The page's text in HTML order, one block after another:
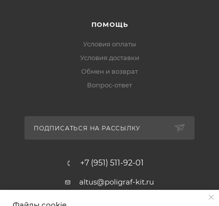
ПОМОЩЬ
Условия оплаты
Условия доставки
Обмен и возврат
Вопрос-ответ
ПОДПИСАТЬСЯ НА РАССЫЛКУ
+7 (951) 511-92-01
altus@poligraf-kit.ru
Магазин-склад ТЦ "Альтус"